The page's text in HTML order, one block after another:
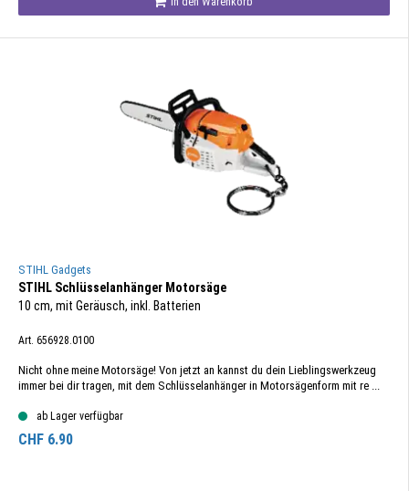
STIHL Gadgets
STIHL Schlüsselanhänger Motorsäge
10 cm, mit Geräusch, inkl. Batterien
Art. 656928.0100
Nicht ohne meine Motorsäge! Von jetzt an kannst du dein Lieblingswerkzeug
immer bei dir tragen, mit dem Schlüsselanhänger in Motorsägenform mit re ...
ab Lager verfügbar
CHF 6.90